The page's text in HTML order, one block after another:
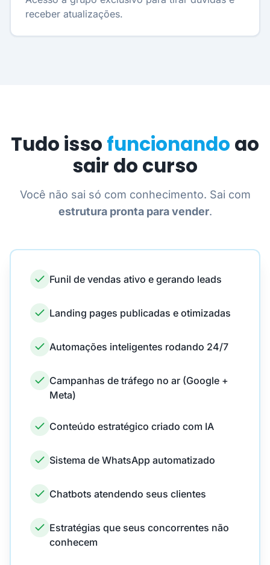
receber atualizações.
Tudo isso funcionando ao
sair do curso
Você não sai só com conhecimento. Sai com
estrutura pronta para vender.
Funil de vendas ativo e gerando leads
Landing pages publicadas e otimizadas
Automações inteligentes rodando 24/7
Campanhas de tráfego no ar (Google +
Meta)
Conteúdo estratégico criado com IA
Sistema de WhatsApp automatizado
Chatbots atendendo seus clientes
Estratégias que seus concorrentes não
conhecem